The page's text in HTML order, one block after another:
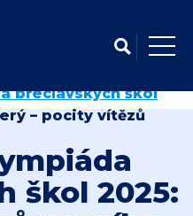
břeclavských škol
břeclavských škol
– pocity vítězů
škol 2025: